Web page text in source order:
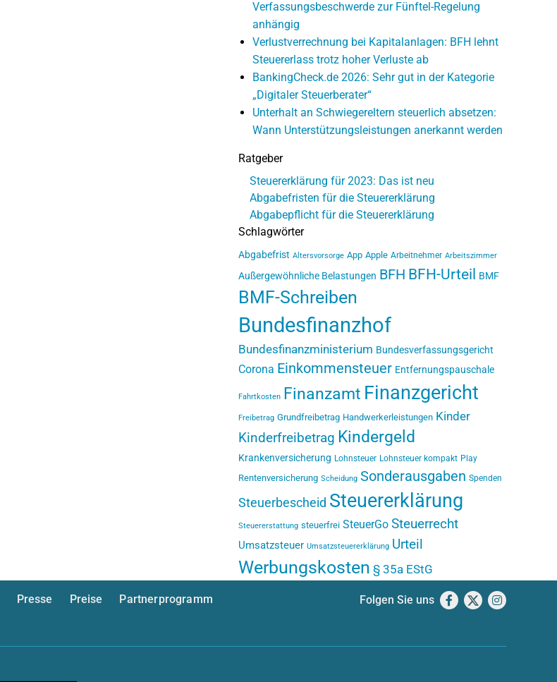
Verfassungsbeschwerde zur Fünftel-Regelung
anhängig
Verlustverrechnung bei Kapitalanlagen: BFH lehnt
Steuererlass trotz hoher Verluste ab
BankingCheck.de 2026: Sehr gut in der Kategorie
„Digitaler Steuerberater“
Unterhalt an Schwiegereltern steuerlich absetzen:
Wann Unterstützungsleistungen anerkannt werden
Ratgeber
Steuererklärung für 2023: Das ist neu
Abgabefristen für die Steuererklärung
Abgabepflicht für die Steuererklärung
Schlagwörter
Abgabefrist Altersvorsorge App Apple Arbeitnehmer Arbeitszimmer
Außergewöhnliche Belastungen BFH BFH-Urteil BMF
BMF-Schreiben
Bundesfinanzhof
Bundesfinanzministerium Bundesverfassungsgericht
Corona Einkommensteuer Entfernungspauschale
Fahrtkosten Finanzamt Finanzgericht
Freibetrag Grundfreibetrag Handwerkerleistungen Kinder
Kinderfreibetrag Kindergeld
Krankenversicherung Lohnsteuer Lohnsteuer kompakt Play
Rentenversicherung Scheidung Sonderausgaben Spenden
Steuerbescheid Steuererklärung
Steuererstattung steuerfrei SteuerGo Steuerrecht
Umsatzsteuer Umsatzsteuererklärung Urteil
Werbungskosten § 35a EStG
Presse Preise
Partnerprogramm
Folgen Sie uns Facebook
X Instagram